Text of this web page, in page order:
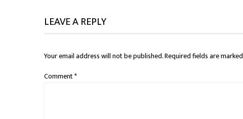
LEAVE A REPLY
Your email address will not be published.Required fields are marked
Comment*